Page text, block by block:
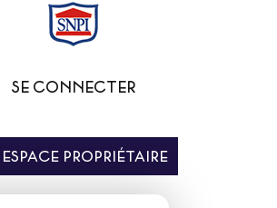
SE CONNECTER
ESPACE PROPRIÉTAIRE